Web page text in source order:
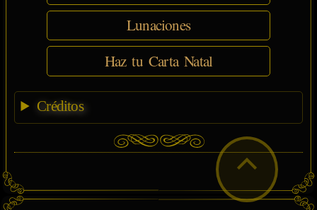
Lunaciones
Haz tu Carta Natal
Créditos